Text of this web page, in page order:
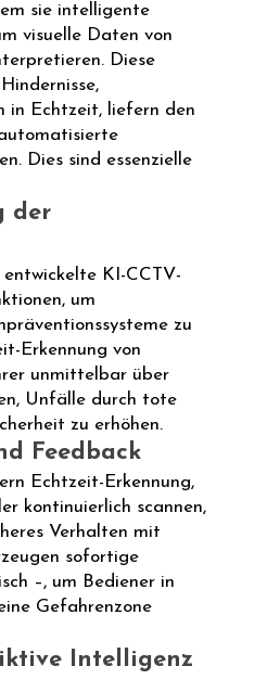
sie intelligente
visuelle Daten von
Diese
in Echtzeit, liefern den
Dies sind essenzielle
der
KI-CCTV-
um
zu
Erkennung von
unmittelbar über
Unfälle durch tote
zu erhöhen.
Feedback
Echtzeit-Erkennung,
kontinuierlich scannen,
Verhalten mit
sofortige
–, um Bediener in
Gefahrenzone
Intelligenz